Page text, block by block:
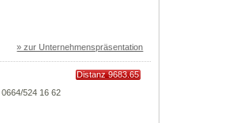
» zur Unternehmenspräsentation
Distanz 9683.65
0664/524 16 62